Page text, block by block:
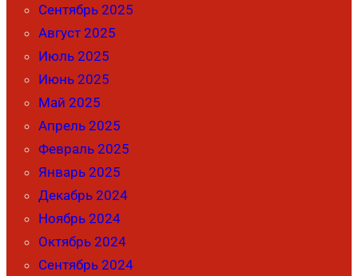
Сентябрь 2025
Август 2025
Июль 2025
Июнь 2025
Май 2025
Апрель 2025
Февраль 2025
Январь 2025
Декабрь 2024
Ноябрь 2024
Октябрь 2024
Сентябрь 2024